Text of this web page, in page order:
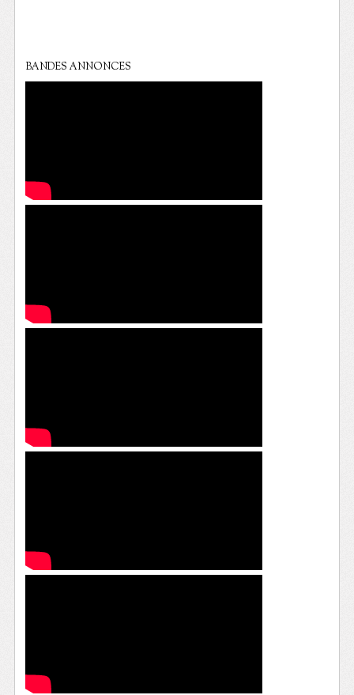
BANDES ANNONCES